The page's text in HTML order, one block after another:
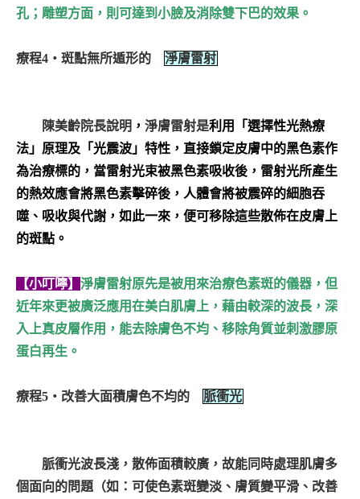
孔；雕塑方面，則可達到小臉及消除雙下巴的效果。
療程4‧斑點無所遁形的 淨膚雷射
陳美齡院長說明 ， 淨膚雷射是利用「選擇性光熱療
法」原理及「光震波」特性，直接鎖定皮膚中的黑色素作
為治療標的，當雷射光束被黑色素吸收後，雷射光所產生
的熱效應會將黑色素擊碎後，人體會將被震碎的細胞吞
噬、吸收與代謝，如此一來，便可移除這些散佈在皮膚上
的斑點。
【小叮嚀】 淨膚雷射原先是被用來治療色素斑的儀器，但
近年來更被廣泛應用在美白肌膚上，藉由較深的波長，深
入上真皮層作用，能去除膚色不均、移除角質並刺激膠原
蛋白再生。
療程5‧改善大面積膚色不均的 脈衝光
脈衝光波長淺，散佈面積較廣，故能同時處理肌膚多
個面向的問題（如：可使色素斑變淡、膚質變平滑、改善